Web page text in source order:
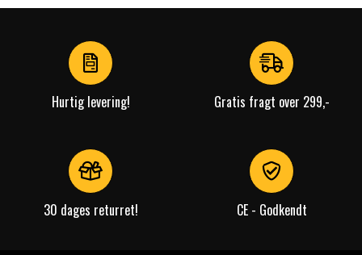
1
Hurtig levering! Gratis fragt over 299,-
30 dages returret! CE - Godkendt